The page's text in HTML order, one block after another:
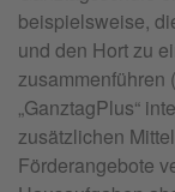
beispielsweise,
und den Hort zu
zusammenführen
„GanztagPlus“
zusätzlichen
Förderangebote